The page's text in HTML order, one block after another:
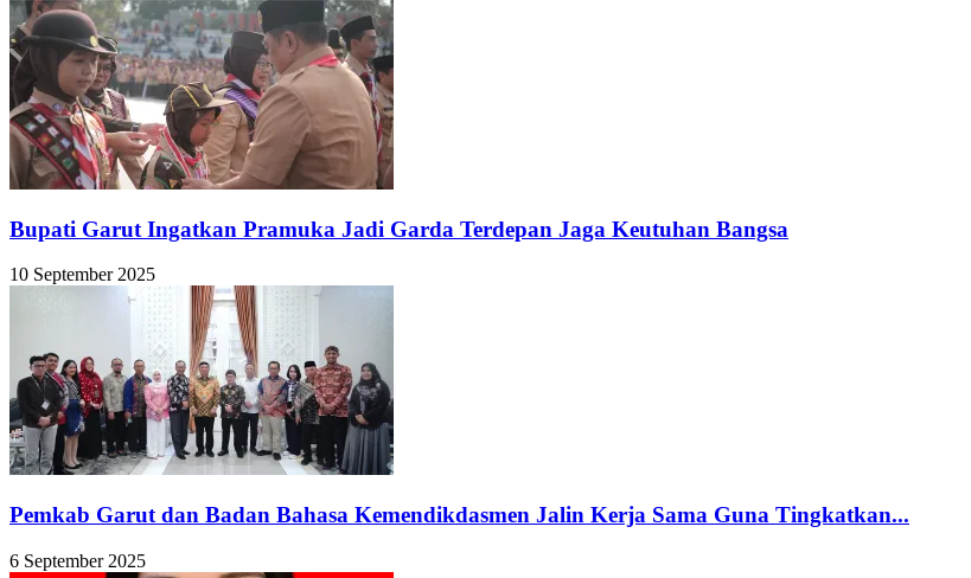
Bupati Garut Ingatkan Pramuka Jadi Garda Terdepan Jaga Keutuhan Bangsa
10 September 2025
Pemkab Garut dan Badan Bahasa Kemendikdasmen Jalin Kerja Sama Guna Tingkatkan...
6 September 2025